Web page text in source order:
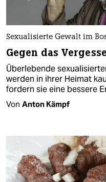
Sexualisierte Gewalt im
Gegen das
Überlebende
werden in ihrer Heimat
fordern sie eine bessere
Von Anton Kämpf